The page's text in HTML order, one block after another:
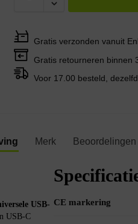
Gratis verzonden vanuit
Gratis retourneren binnen
Voor 17.00 besteld,
Merk Beoordelingen
USB-
USB-C
CE markering